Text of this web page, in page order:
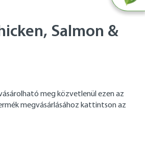
Salmon &
meg közvetlenül ezen az
megvásárlásához kattintson az